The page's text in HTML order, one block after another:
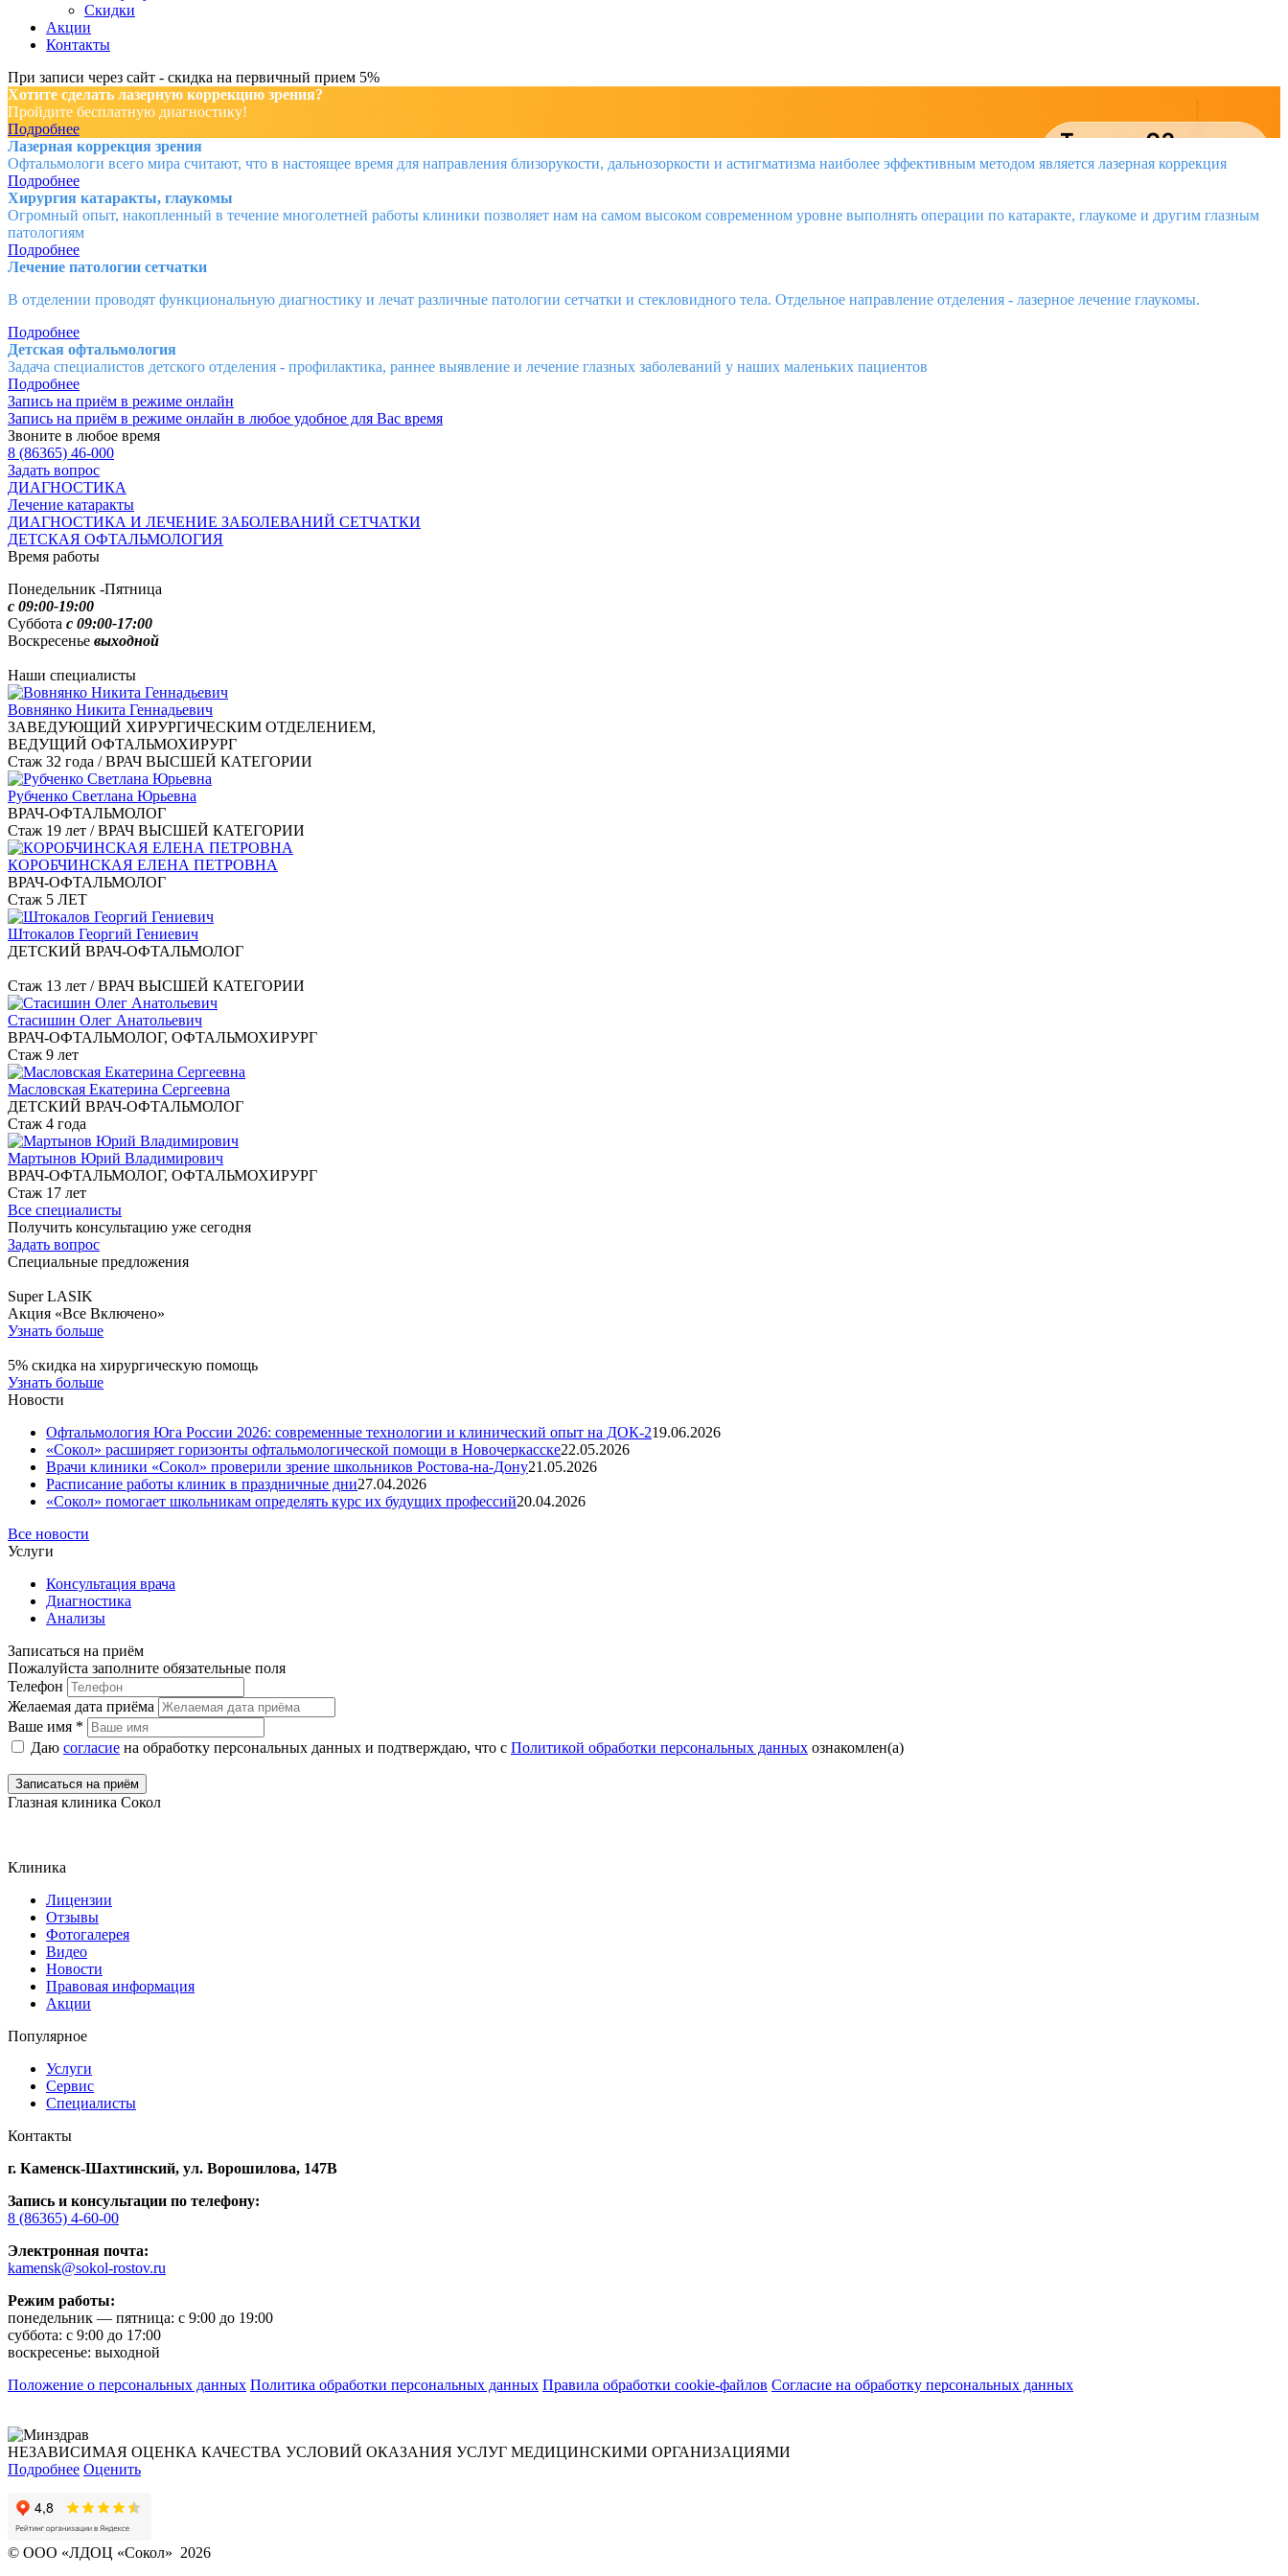
Скидки
Акции
Контакты
При записи через сайт - скидка на первичный прием 5%
Хотите сделать лазерную коррекцию зрения?
Пройдите бесплатную диагностику!
Подробнее
Лазерная коррекция зрения
Офтальмологи всего мира считают, что в настоящее время для направления близорукости, дальнозоркости и астигматизма наиболее эффективным методом является лазерная коррекция
Подробнее
Хирургия катаракты, глаукомы
Огромный опыт, накопленный в течение многолетней работы клиники позволяет нам на самом высоком современном уровне выполнять операции по катаракте, глаукоме и другим глазным
патологиям
Подробнее
Лечение патологии сетчатки
В отделении проводят функциональную диагностику и лечат различные патологии сетчатки и стекловидного тела. Отдельное направление отделения - лазерное лечение глаукомы.
Подробнее
Детская офтальмология
Задача специалистов детского отделения - профилактика, раннее выявление и лечение глазных заболеваний у наших маленьких пациентов
Подробнее
Запись на приём в режиме онлайн
Запись на приём в режиме онлайн в любое удобное для Вас время
Звоните в любое время
8 (86365) 46-000
Задать вопрос
ДИАГНОСТИКА
Лечение катаракты
ДИАГНОСТИКА И ЛЕЧЕНИЕ ЗАБОЛЕВАНИЙ СЕТЧАТКИ
ДЕТСКАЯ ОФТАЛЬМОЛОГИЯ
Время работы
Понедельник -Пятница
с 09:00-19:00
Суббота с 09:00-17:00
Воскресенье выходной
Наши специалисты
Вовнянко Никита Геннадьевич
ЗАВЕДУЮЩИЙ ХИРУРГИЧЕСКИМ ОТДЕЛЕНИЕМ,
ВЕДУЩИЙ ОФТАЛЬМОХИРУРГ
Стаж 32 года / ВРАЧ ВЫСШЕЙ КАТЕГОРИИ
Рубченко Светлана Юрьевна
ВРАЧ-ОФТАЛЬМОЛОГ
Стаж 19 лет / ВРАЧ ВЫСШЕЙ КАТЕГОРИИ
КОРОБЧИНСКАЯ ЕЛЕНА ПЕТРОВНА
ВРАЧ-ОФТАЛЬМОЛОГ
Стаж 5 ЛЕТ
Штокалов Георгий Гениевич
ДЕТСКИЙ ВРАЧ-ОФТАЛЬМОЛОГ
Стаж 13 лет / ВРАЧ ВЫСШЕЙ КАТЕГОРИИ
Стасишин Олег Анатольевич
ВРАЧ-ОФТАЛЬМОЛОГ, ОФТАЛЬМОХИРУРГ
Стаж 9 лет
Масловская Екатерина Сергеевна
ДЕТСКИЙ ВРАЧ-ОФТАЛЬМОЛОГ
Стаж 4 года
Мартынов Юрий Владимирович
ВРАЧ-ОФТАЛЬМОЛОГ, ОФТАЛЬМОХИРУРГ
Стаж 17 лет
Все специалисты
Получить консультацию уже сегодня
Задать вопрос
Специальные предложения
Super LASIK
Акция «Все Включено»
Узнать больше
5% скидка на хирургическую помощь
Узнать больше
Новости
Офтальмология Юга России 2026: современные технологии и клинический опыт на ДОК-219.06.2026
«Сокол» расширяет горизонты офтальмологической помощи в Новочеркасске22.05.2026
Врачи клиники «Сокол» проверили зрение школьников Ростова-на-Дону21.05.2026
Расписание работы клиник в праздничные дни27.04.2026
«Сокол» помогает школьникам определять курс их будущих профессий20.04.2026
Все новости
Услуги
Консультация врача
Диагностика
Анализы
Записаться на приём
Пожалуйста заполните обязательные поля
Телефон
Желаемая дата приёма
Ваше имя *
Даю согласие на обработку персональных данных и подтверждаю, что с Политикой обработки персональных данных ознакомлен(а)
Глазная клиника Сокол
Клиника
Лицензии
Отзывы
Фотогалерея
Видео
Новости
Правовая информация
Акции
Популярное
Услуги
Сервис
Специалисты
Контакты
г. Каменск-Шахтинский, ул. Ворошилова, 147В
Запись и консультации по телефону:
8 (86365) 4-60-00
Электронная почта:
kamensk@sokol-rostov.ru
Режим работы:
понедельник — пятница: с 9:00 до 19:00
суббота: с 9:00 до 17:00
воскресенье: выходной
Положение о персональных данных Политика обработки персональных данных Правила обработки cookie-файлов Согласие на обработку персональных данных
НЕЗАВИСИМАЯ ОЦЕНКА КАЧЕСТВА УСЛОВИЙ ОКАЗАНИЯ УСЛУГ МЕДИЦИНСКИМИ ОРГАНИЗАЦИЯМИ
Подробнее Оценить
© ООО «ЛДОЦ «Сокол» 2026